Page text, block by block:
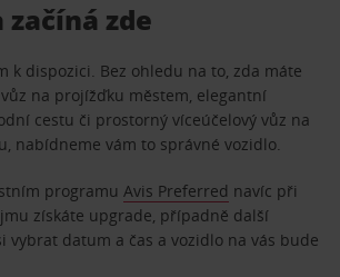
začíná zde
k dispozici. Bez ohledu na to, zda máte
na projížďku městem, elegantní
cestu či prostorný víceúčelový vůz na
nabídneme vám to správné vozidlo.
programu Avis Preferred navíc při
získáte upgrade, případně další
vybrat datum a čas a vozidlo na vás bude